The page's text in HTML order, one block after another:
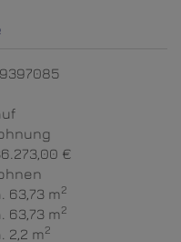
€
63,73 m2
63,73 m2
2,2 m2